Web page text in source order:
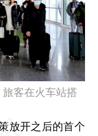
客在火车站搭
放开之后的首个